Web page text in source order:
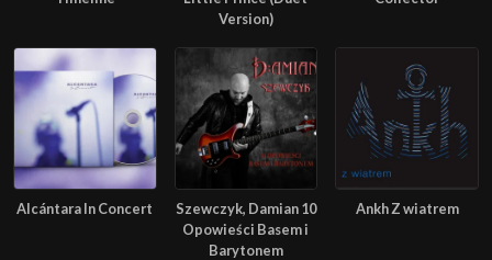
Version)
Alcántara In Concert
Szewczyk, Damian 10
Opowieści Basem i
Barytonem
Ankh Z wiatrem